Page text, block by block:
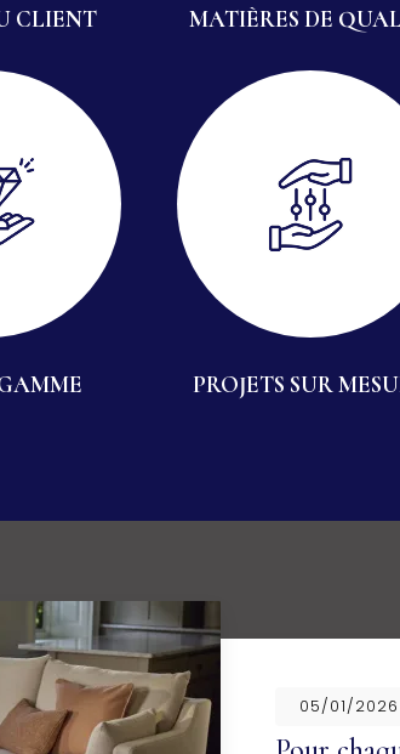
CLIENT MATIÈRES DE
PROJETS SUR
05/01/2026